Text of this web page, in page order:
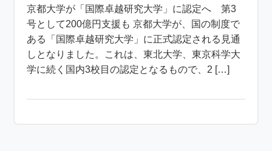
京都大学が「国際卓越研究大学」に認定へ 第3
号として200億円支援も 京都大学が、国の制度で
ある「国際卓越研究大学」に正式認定される見通
しとなりました。これは、東北大学、東京科学大
学に続く国内3校目の認定となるもので、2 […]